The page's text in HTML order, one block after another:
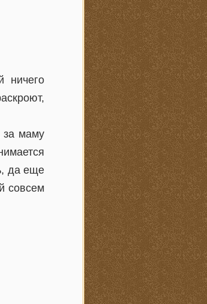
ничего
за маму
да еще
совсем